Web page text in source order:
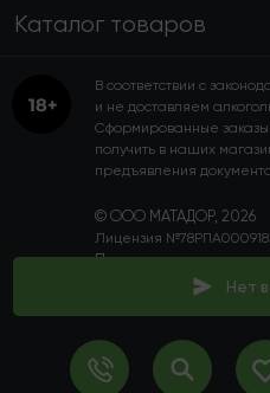
Нет
Каталог товаров
© ООО МАТАДОР, 2026
Лицензия
Пользовательское
Политика
В соответствии с
и не доставляем
Сформированные
получить в наших
предъявления